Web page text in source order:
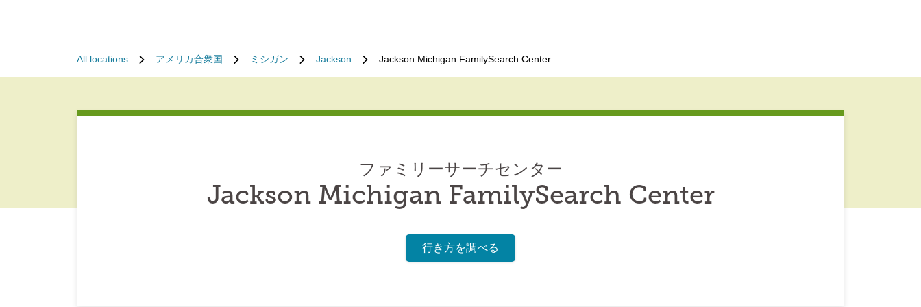
All locations アメリカ合衆国 ミシガン Jackson Jackson Michigan FamilySearch Center
ファミリーサーチセンター
Jackson Michigan FamilySearch Center
行き方を調べる